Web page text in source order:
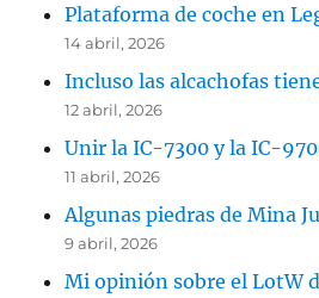
Plataforma de coche en
14 abril, 2026
Incluso las alcachofas
12 abril, 2026
Unir la IC-7300 y la IC-
11 abril, 2026
Algunas piedras de Mina
9 abril, 2026
Mi opinión sobre el LotW